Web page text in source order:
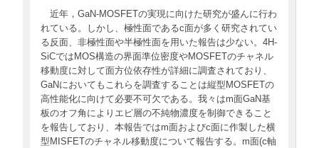
近年，GaN-MOSFETの実現に向けた研究が盛んに行わ
れている。しかし、極性面であるc面が多く研究されてい
る反面、非極性面や半極性面を用いた報告は少ない。4H-
SiCではMOS構造の界面準位密度やMOSFETのチャネル
移動度に対して面方位依存性が詳細に調査されており、
GaNにおいてもこれらを調査することは縦型MOSFETの
高性能化に向けて必要不可欠である。我々はm面GaN基
板のオフ角によりエピ層の不純物濃度を制御できること
を報告しており、本報告ではm面およびc面に作製した横
型MISFETのチャネル移動度について報告する。m面(c軸